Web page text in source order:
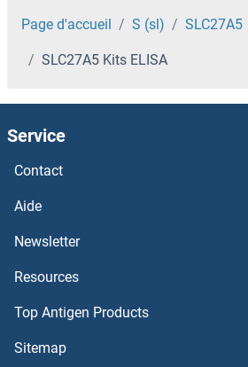
slc25a13 Kits ELISA
SLC25A12 Kits ELISA
SLC22A2 Kits ELISA
SLC22A12 Kits ELISA
SLC22A1 Kits ELISA
Page d'accueil S (sl) SLC27A5
SLC27A5 Kits ELISA
Service
Contact
Aide
Newsletter
Resources
Top Antigen Products
Sitemap